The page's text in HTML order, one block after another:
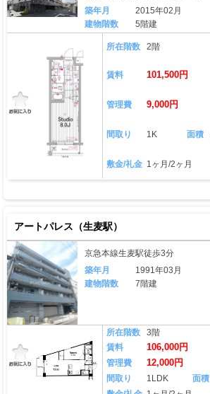
築年月
2015年02月
建物階数
5階建
所在階数 2階
賃料 101,500円
管理費 9,000円
間取り 1K 面積
敷金/礼金 1ヶ月/2ヶ月
アートパレス（生麦駅）
京急本線生麦駅徒歩3分
築年月
1991年03月
建物階数
7階建
所在階数
3階
賃料
106,000円
管理費 12,000円
間取り 1LDK 面積